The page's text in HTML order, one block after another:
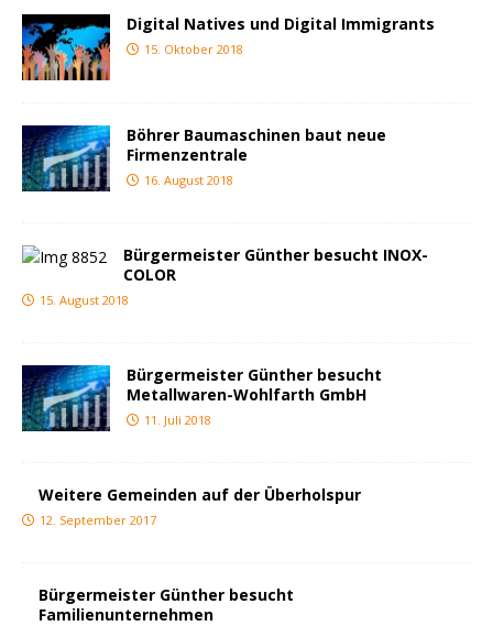
Digital Natives und Digital Immigrants
15. Oktober 2018
Böhrer Baumaschinen baut neue
Firmenzentrale
16. August 2018
Bürgermeister Günther besucht INOX-
COLOR
15. August 2018
Bürgermeister Günther besucht
Metallwaren-Wohlfarth GmbH
11. Juli 2018
Weitere Gemeinden auf der Überholspur
12. September 2017
Bürgermeister Günther besucht
Familienunternehmen